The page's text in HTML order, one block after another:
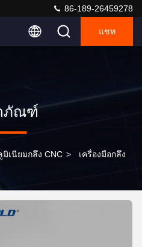
86-189-26459278
แชท
ภัณฑ์
เนียมกลึง CNC > เครื่องมือกลึง